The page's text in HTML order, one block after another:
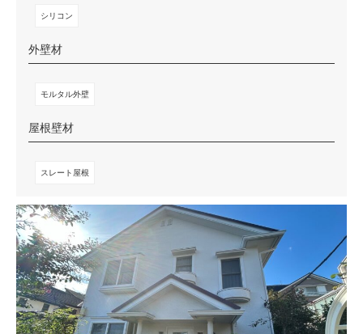
シリコン
外壁材
モルタル外壁
屋根壁材
スレート屋根